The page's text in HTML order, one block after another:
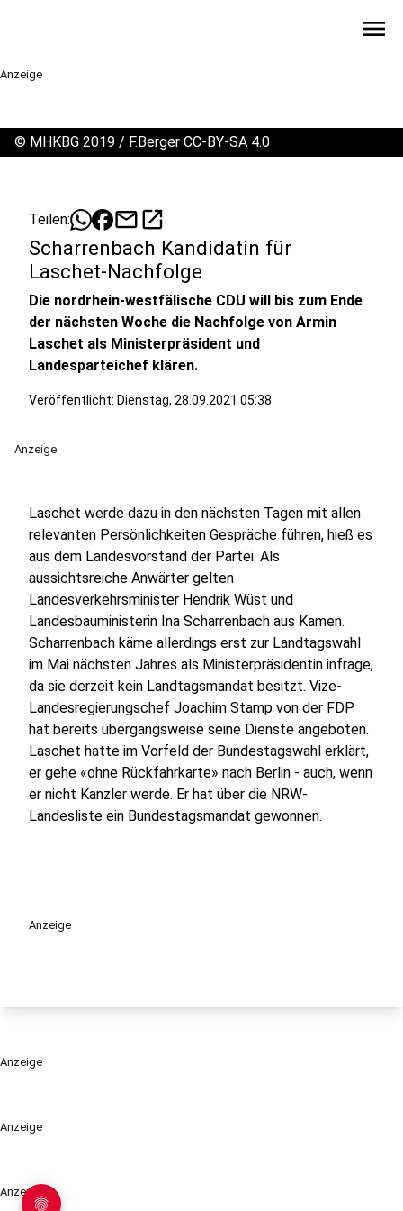
menu
Anzeige
Anzeige
Anzeige
© MHKBG 2019 / F.Berger CC-BY-SA 4.0
Teilen: mailopen_in_new
Scharrenbach Kandidatin für
Laschet-Nachfolge
Die nordrhein-westfälische CDU will bis zum Ende
der nächsten Woche die Nachfolge von Armin
Laschet als Ministerpräsident und
Landesparteichef klären.
Veröffentlicht: Dienstag, 28.09.2021 05:38
Anzeige
Laschet werde dazu in den nächsten Tagen mit allen
relevanten Persönlichkeiten Gespräche führen, hieß es
aus dem Landesvorstand der Partei. Als
aussichtsreiche Anwärter gelten
Landesverkehrsminister Hendrik Wüst und
Landesbauministerin Ina Scharrenbach aus Kamen.
Scharrenbach käme allerdings erst zur Landtagswahl
im Mai nächsten Jahres als Ministerpräsidentin infrage,
da sie derzeit kein Landtagsmandat besitzt. Vize-
Landesregierungschef Joachim Stamp von der FDP
hat bereits übergangsweise seine Dienste angeboten.
Laschet hatte im Vorfeld der Bundestagswahl erklärt,
er gehe «ohne Rückfahrkarte» nach Berlin - auch, wenn
er nicht Kanzler werde. Er hat über die NRW-
Landesliste ein Bundestagsmandat gewonnen.
Anzeige
Anzeige